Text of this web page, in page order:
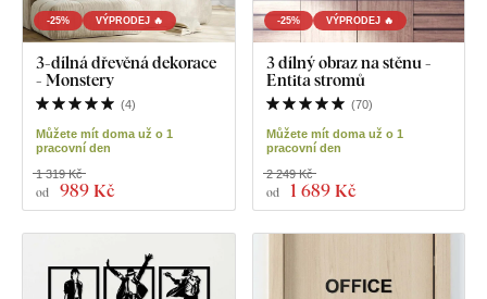
-25% VÝPRODEJ 🔥
3-dílná dřevěná dekorace
- Monstery
(4)
Můžete mít doma už o 1
pracovní den
od 989 Kč
1 319 Kč
-25% VÝPRODEJ 🔥
3 dílný obraz na stěnu -
Entita stromů
(70)
Můžete mít doma už o 1
pracovní den
od 1 689 Kč
2 249 Kč